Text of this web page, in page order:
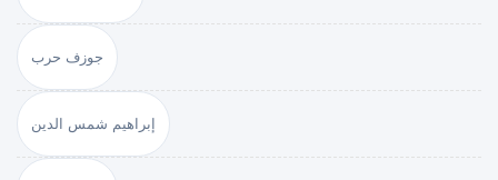
جوزف حرب
إبراهيم شمس الدين